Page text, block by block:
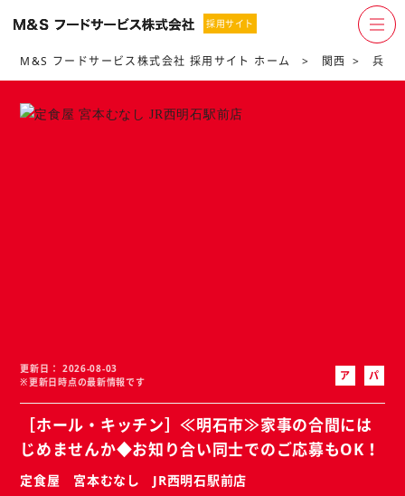
採用サイト
M&S フードサービス株式会社 採用サイト ホーム 関西 兵庫
更新日
2026-08-03
※更新日時点の最新情報です
ア
バ
イ
ト
パ
［ホール・キッチン］≪明石市≫家事の合間には
じめませんか◆お知り合い同士でのご応募もOK！
定食屋 宮本むなし JR西明石駅前店